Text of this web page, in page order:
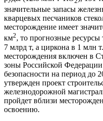
значительные запасы
кварцевых песчаников
месторождение имеет
км2, то прогнозные
7 млрд т, а циркона в 1 млн
месторождения включен в
зоны Российской
безопасности на период до
утвержден проект
железнодорожной
пройдет вблизи
освоению.